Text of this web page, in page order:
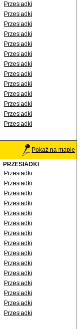
Przesiadki
Przesiadki
Przesiadki
Przesiadki
Przesiadki
Przesiadki
Przesiadki
Przesiadki
Przesiadki
Przesiadki
Przesiadki
Przesiadki
Przesiadki
Pokaż na mapie
PRZESIADKI
Przesiadki
Przesiadki
Przesiadki
Przesiadki
Przesiadki
Przesiadki
Przesiadki
Przesiadki
Przesiadki
Przesiadki
Przesiadki
Przesiadki
Przesiadki
Przesiadki
Przesiadki